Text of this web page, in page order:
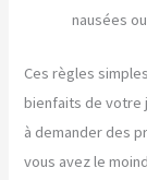
nausées
Ces règles
bienfaits de votre
à demander des
vous avez le